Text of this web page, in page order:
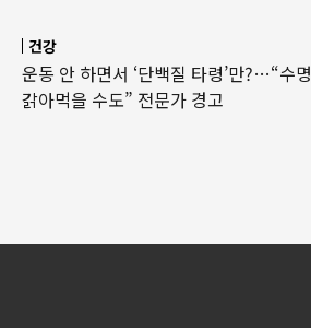
건강
운동 안 하면서 ‘단백질 타령’만?…“수명
갉아먹을 수도” 전문가 경고